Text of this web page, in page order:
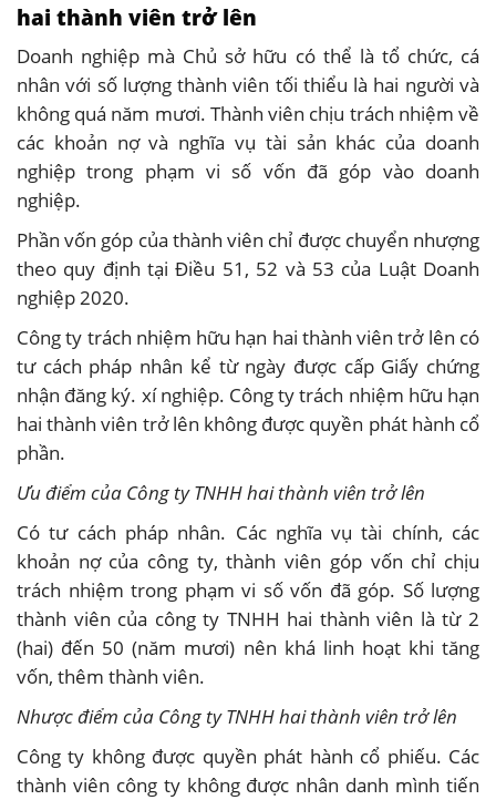
hai thành viên trở lên
Doanh nghiệp mà Chủ sở hữu có thể là tổ chức, cá
nhân với số lượng thành viên tối thiểu là hai người và
không quá năm mươi. Thành viên chịu trách nhiệm về
các khoản nợ và nghĩa vụ tài sản khác của doanh
nghiệp trong phạm vi số vốn đã góp vào doanh
nghiệp.
Phần vốn góp của thành viên chỉ được chuyển nhượng
theo quy định tại Điều 51, 52 và 53 của Luật Doanh
nghiệp 2020.
Công ty trách nhiệm hữu hạn hai thành viên trở lên có
tư cách pháp nhân kể từ ngày được cấp Giấy chứng
nhận đăng ký. xí nghiệp. Công ty trách nhiệm hữu hạn
hai thành viên trở lên không được quyền phát hành cổ
phần.
Ưu điểm của Công ty TNHH hai thành viên trở lên
Có tư cách pháp nhân. Các nghĩa vụ tài chính, các
khoản nợ của công ty, thành viên góp vốn chỉ chịu
trách nhiệm trong phạm vi số vốn đã góp. Số lượng
thành viên của công ty TNHH hai thành viên là từ 2
(hai) đến 50 (năm mươi) nên khá linh hoạt khi tăng
vốn, thêm thành viên.
Nhược điểm của Công ty TNHH hai thành viên trở lên
Công ty không được quyền phát hành cổ phiếu. Các
thành viên công ty không được nhân danh mình tiến